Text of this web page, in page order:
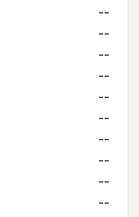
--
--
--
--
--
--
--
--
--
--